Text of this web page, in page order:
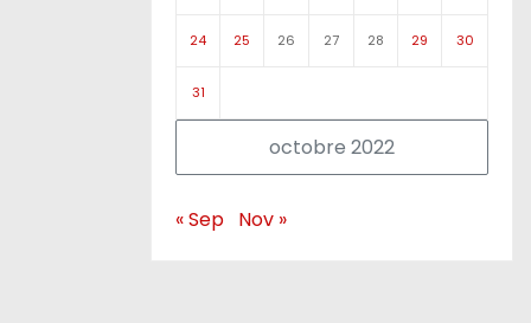
octobre 2022
24 25 26 27 28 29 30
31
« Sep Nov »